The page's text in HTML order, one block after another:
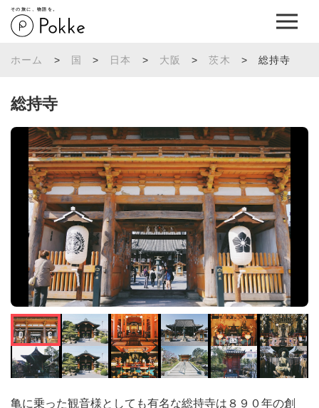
その旅に、物語を。
ホーム > 国 > 日本 > 大阪 > 茨木 > 総持寺
総持寺
亀に乗った観音様としても有名な総持寺は８９０年の創